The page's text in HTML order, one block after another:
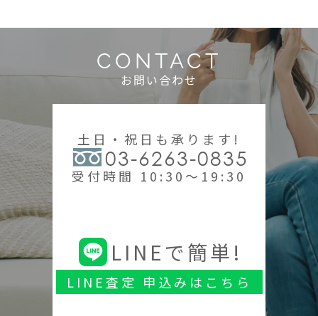
CONTACT
お問い合わせ
土日・祝日も承ります!
03-6263-0835
受付時間 10:30～19:30
LINEで簡単!
LINE査定 申込みはこちら